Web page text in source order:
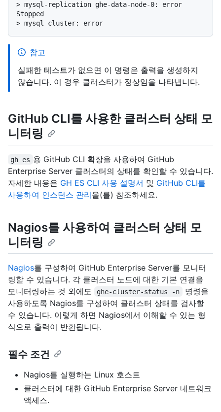
> mysql-replication ghe-data-node-0: error
Stopped
> mysql cluster: error
참고
실패한 테스트가 없으면 이 명령은 출력을 생성하지
않습니다. 이 경우 클러스터가 정상임을 나타냅니다.
GitHub CLI를 사용한 클러스터 상태 모
니터링
gh es 용 GitHub CLI 확장을 사용하여 GitHub
Enterprise Server 클러스터의 상태를 확인할 수 있습니다.
자세한 내용은 GH ES CLI 사용 설명서 및 GitHub CLI를
사용하여 인스턴스 관리을(를) 참조하세요.
Nagios를 사용하여 클러스터 상태 모
니터링
Nagios를 구성하여 GitHub Enterprise Server를 모니터
링할 수 있습니다. 각 클러스터 노드에 대한 기본 연결을
모니터링하는 것 외에도
ghe-cluster-status -n
명령을
사용하도록 Nagios를 구성하여 클러스터 상태를 검사할
수 있습니다. 이렇게 하면 Nagios에서 이해할 수 있는 형
식으로 출력이 반환됩니다.
필수 조건
Nagios를 실행하는 Linux 호스트
클러스터에 대한 GitHub Enterprise Server 네트워크
액세스.